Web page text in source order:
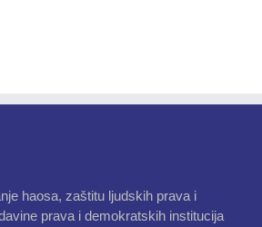
haosa, zaštitu ljudskih prava i
prava i demokratskih institucija